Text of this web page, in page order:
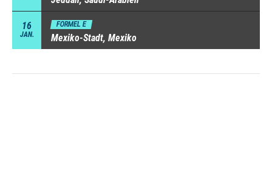
16
JAN.
FORMEL E
Mexiko-Stadt, Mexiko